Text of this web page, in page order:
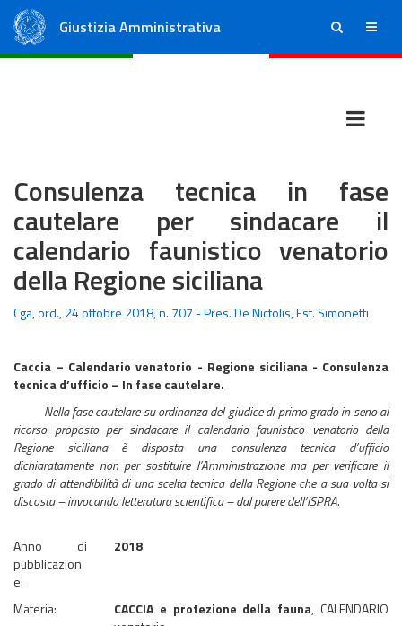
Giustizia Amministrativa ricerca menu
Consulenza tecnica in fase
cautelare per sindacare il
calendario faunistico venatorio
della Regione siciliana
Cga, ord., 24 ottobre 2018, n. 707 - Pres. De Nictolis, Est. Simonetti
Caccia – Calendario venatorio - Regione siciliana - Consulenza
tecnica d’ufficio – In fase cautelare.
Nella fase cautelare su ordinanza del giudice di primo grado in seno al
ricorso proposto per sindacare il calendario faunistico venatorio della
Regione siciliana è disposta una consulenza tecnica d’ufficio
dichiaratamente non per sostituire l’Amministrazione ma per verificare il
grado di attendibilità di una scelta tecnica della Regione che a sua volta si
discosta – invocando letteratura scientifica – dal parere dell’ISPRA.
Anno di
pubblicazion
e:
2018
Materia: CACCIA e protezione della fauna, CALENDARIO